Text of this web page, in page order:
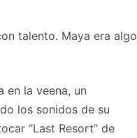
talento. Maya era algo
en la veena, un
los sonidos de su
“Last Resort” de